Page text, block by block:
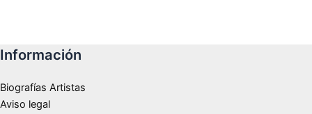
Información
Biografías Artistas
Aviso legal